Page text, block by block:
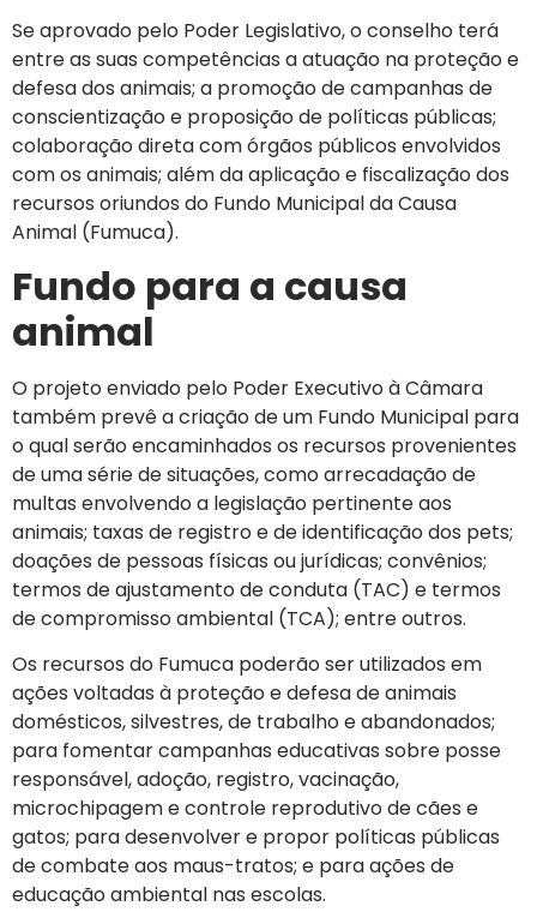
Se aprovado pelo Poder Legislativo, o conselho terá
entre as suas competências a atuação na proteção e
defesa dos animais; a promoção de campanhas de
conscientização e proposição de políticas públicas;
colaboração direta com órgãos públicos envolvidos
com os animais; além da aplicação e fiscalização dos
recursos oriundos do Fundo Municipal da Causa
Animal (Fumuca).
Fundo para a causa
animal
O projeto enviado pelo Poder Executivo à Câmara
também prevê a criação de um Fundo Municipal para
o qual serão encaminhados os recursos provenientes
de uma série de situações, como arrecadação de
multas envolvendo a legislação pertinente aos
animais; taxas de registro e de identificação dos pets;
doações de pessoas físicas ou jurídicas; convênios;
termos de ajustamento de conduta (TAC) e termos
de compromisso ambiental (TCA); entre outros.
Os recursos do Fumuca poderão ser utilizados em
ações voltadas à proteção e defesa de animais
domésticos, silvestres, de trabalho e abandonados;
para fomentar campanhas educativas sobre posse
responsável, adoção, registro, vacinação,
microchipagem e controle reprodutivo de cães e
gatos; para desenvolver e propor políticas públicas
de combate aos maus-tratos; e para ações de
educação ambiental nas escolas.